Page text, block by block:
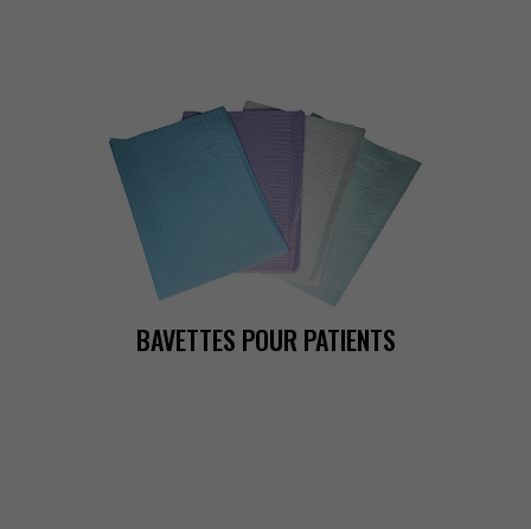
BAVETTESPOURPATIENTS